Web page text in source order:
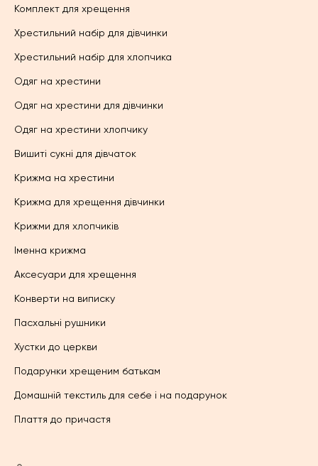
Комплект для хрещення
Хрестильний набір для дівчинки
Хрестильний набір для хлопчика
Одяг на хрестини
Одяг на хрестини для дівчинки
Одяг на хрестини хлопчику
Вишиті сукні для дівчаток
Крижма на хрестини
Крижма для хрещення дівчинки
Крижми для хлопчиків
Іменна крижма
Аксесуари для хрещення
Конверти на виписку
Пасхальні рушники
Хустки до церкви
Подарунки хрещеним батькам
Домашній текстиль для себе і на подарунок
Плаття до причастя